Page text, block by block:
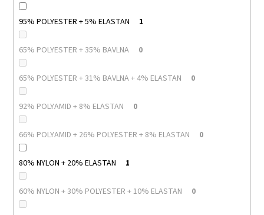
95% POLYESTER + 5% ELASTAN 1
65% POLYESTER + 35% BAVLNA 0
65% POLYESTER + 31% BAVLNA + 4% ELASTAN 0
92% POLYAMID + 8% ELASTAN 0
66% POLYAMID + 26% POLYESTER + 8% ELASTAN 0
80% NYLON + 20% ELASTAN 1
60% NYLON + 30% POLYESTER + 10% ELASTAN 0